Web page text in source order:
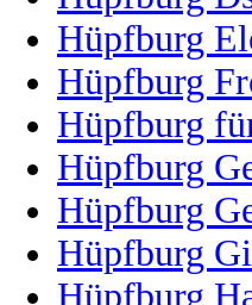
Hüpfburg
Hüpfburg
Hüpfburg
Hüpfburg
Hüpfburg
Hüpfburg
Hüpfburg